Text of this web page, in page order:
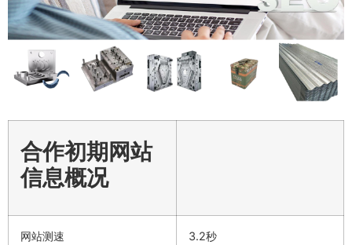
合作初期网站
信息概况
网站测速 3.2秒